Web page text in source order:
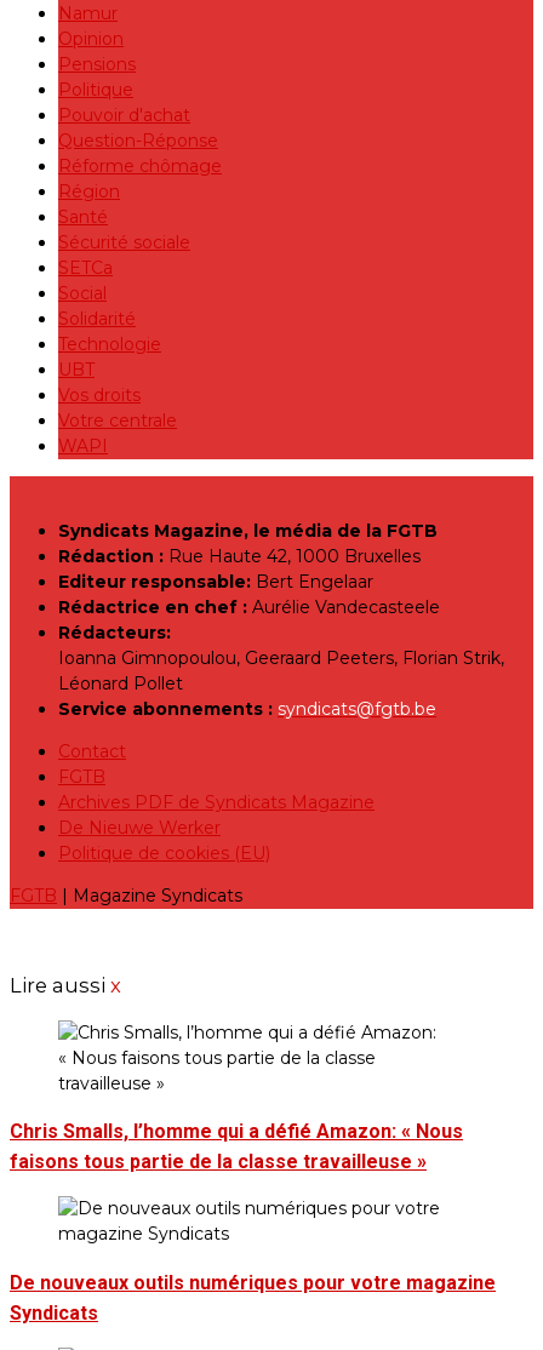
Namur
Opinion
Pensions
Politique
Pouvoir d'achat
Question-Réponse
Réforme chômage
Région
Santé
Sécurité sociale
SETCa
Social
Solidarité
Technologie
UBT
Vos droits
Votre centrale
WAPI
Syndicats Magazine, le média de la FGTB
Rédaction : Rue Haute 42, 1000 Bruxelles
Editeur responsable: Bert Engelaar
Rédactrice en chef : Aurélie Vandecasteele
Rédacteurs:
Ioanna Gimnopoulou, Geeraard Peeters, Florian Strik,
Léonard Pollet
Service abonnements : syndicats@fgtb.be
Contact
FGTB
Archives PDF de Syndicats Magazine
De Nieuwe Werker
Politique de cookies (EU)
FGTB | Magazine Syndicats
Lire aussi x
Chris Smalls, l’homme qui a défié Amazon: « Nous
faisons tous partie de la classe travailleuse »
De nouveaux outils numériques pour votre magazine
Syndicats